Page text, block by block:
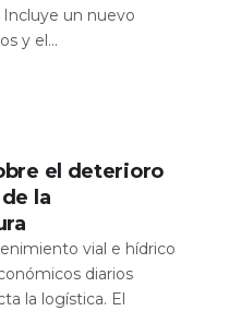
un nuevo
y el...
el deterioro
la
vial e hídrico
diarios
la logística. El